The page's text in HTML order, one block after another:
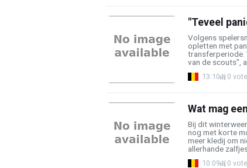
"Teveel
Volgens
opletten met
transferperiode.
van de scouts",
13:10 0
Wat mag
Bij dit
nog met korte
meer kledij om
allerhande zalfjes
10:09 0